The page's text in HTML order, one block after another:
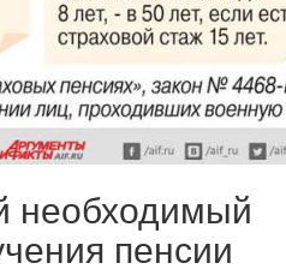
пенсии